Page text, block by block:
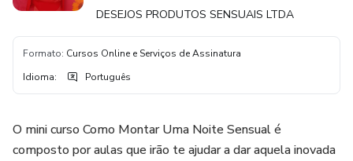
DESEJOS PRODUTOS SENSUAIS LTDA
Formato: Cursos Online e Serviços de Assinatura
Idioma: Português
O mini curso Como Montar Uma Noite Sensual é
composto por aulas que irão te ajudar a dar aquela inovada